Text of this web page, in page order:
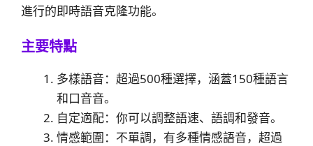
進行的即時語音克隆功能。
主要特點
多樣語音：超過500種選擇，涵蓋150種語言
和口音音。
自定適配：你可以調整語速、語調和發音。
情感範圍：不單調，有多種情感語音，超過